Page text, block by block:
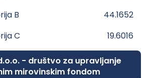
B
44.1652
C 19.6016
d.o.o. - društvo za upravljanje
mirovinskim fondom